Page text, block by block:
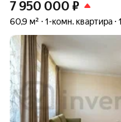
7 950 000 ₽
60,9 м² 1-комн. квартира